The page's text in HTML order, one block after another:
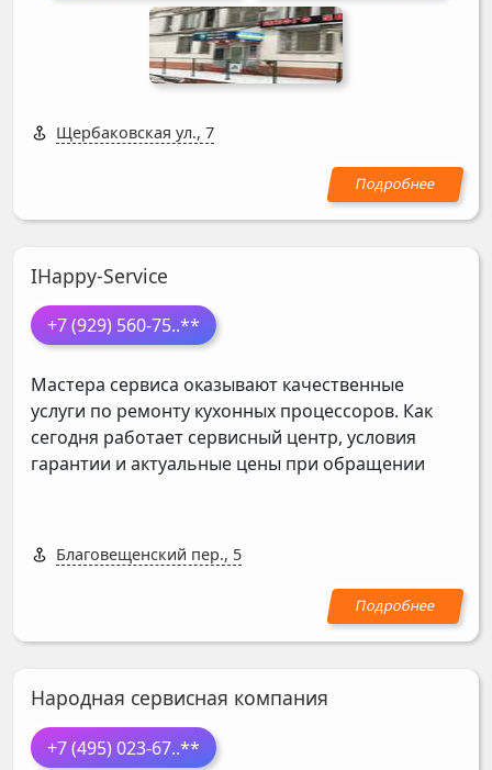
Щербаковская ул., 7
IHappy-Service
+7 (929) 560-75..**
Мастера сервиса оказывают качественные
услуги по ремонту кухонных процессоров. Как
сегодня работает сервисный центр, условия
гарантии и актуальные цены при обращении
Благовещенский пер., 5
Народная cервисная компания
+7 (495) 023-67..**